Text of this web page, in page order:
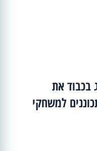
בכבוד את
למשחקי